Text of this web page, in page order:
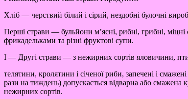
Хліб — черствий білий і сірий, нездобні булочні
Перші страви — бульйони м’ясні, рибні, грибні,
фрикадельками та різні фруктові супи.
І — Другі страви — з нежирних сортів яловичини,
телятини, кролятини і січеної риби, запечені і
рази на тиждень) допускається відварна або смажена
нежирних сортів.